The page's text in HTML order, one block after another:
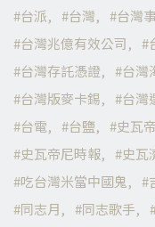
台派
台灣 台灣
台灣兆億有效公司
台灣存託憑證
台灣
台灣版麥卡錫
台灣
台電
台鹽 史瓦
史瓦帝尼時報
史瓦
吃台灣米當中國鬼
同志月
同志歌手